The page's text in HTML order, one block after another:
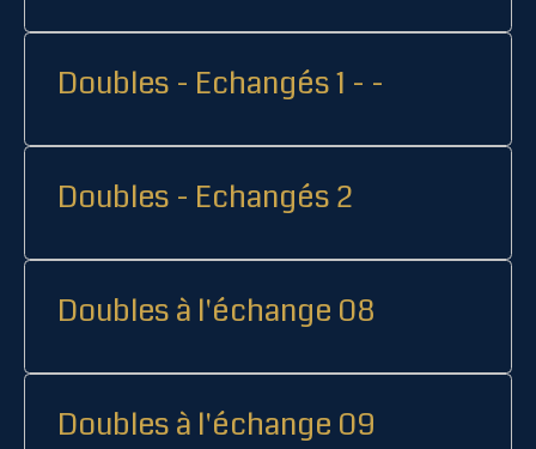
Doubles - Echangés 1 - -
Doubles - Echangés 2
Doubles à l'échange 08
Doubles à l'échange 09